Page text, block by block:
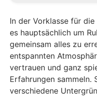
In der Vorklasse für
es hauptsächlich um
gemeinsam alles zu
entspannten
vertrauen und ganz
Erfahrungen sammeln.
verschiedene